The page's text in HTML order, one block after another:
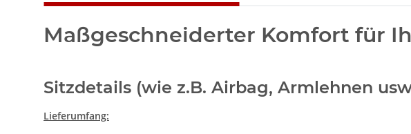
Maßgeschneiderter Komfort für
Sitzdetails (wie z.B. Airbag, Armlehnen
Lieferumfang: